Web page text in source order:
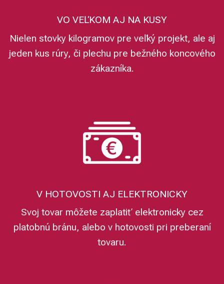
VO VEĽKOM AJ NA KUSY
Nielen stovky kilogramov pre veľký projekt, ale aj
jeden kus rúry, či plechu pre bežného koncového
zákazníka.
V HOTOVOSTI AJ ELEKTRONICKY
Svoj tovar môžete zaplatiť elektronicky cez
platobnú bránu, alebo v hotovosti pri preberaní
tovaru.